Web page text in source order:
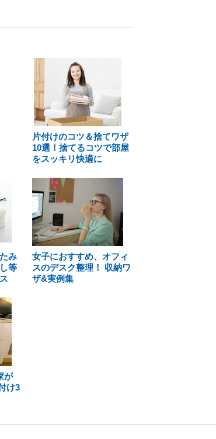
片付けのコツ＆捨てワザ
10選！捨てるコツで部屋
をスッキリ快適に
み
等
女子におすすめ、オフィ
スのデスク整理！ 収納ワ
ザ&実例集
が
け3